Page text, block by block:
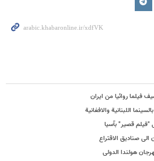
فیلما روائیا من ایران
اللبنانیة والافغانیة
"فیلم قصیر" بآسیا
الى صنادیق الاقتراع
هولندا الدولی